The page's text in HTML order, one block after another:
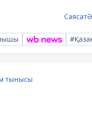
Саясат
тынысы